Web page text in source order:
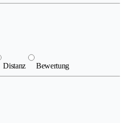
Distanz Bewertung